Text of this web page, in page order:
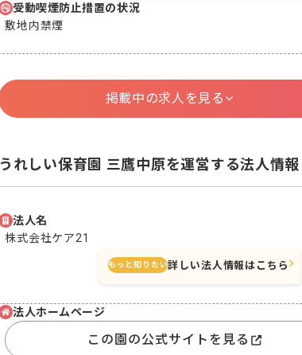
受動喫煙防止措置の状況
敷地内禁煙
掲載中の求人を見る
うれしい保育園 三鷹中原を運営する法人情報
法人名
株式会社ケア21
もっと知りたい詳しい法人情報はこちら
法人ホームページ
この園の公式サイトを見る